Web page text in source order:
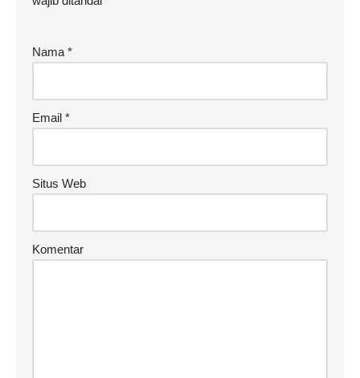
Nama *
Email *
Situs Web
Komentar